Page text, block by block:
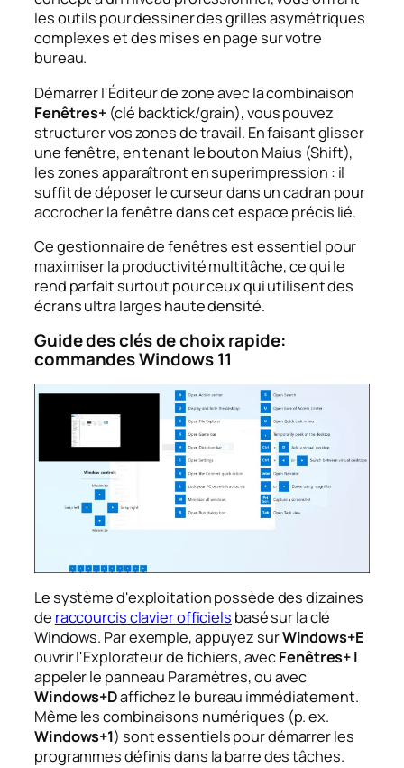
les outils pour dessiner des grilles asymétriques
complexes et des mises en page sur votre
bureau.
Démarrer l'Éditeur de zone avec la combinaison
Fenêtres+ (clé backtick/grain), vous pouvez
structurer vos zones de travail. En faisant glisser
une fenêtre, en tenant le bouton Maius (Shift),
les zones apparaîtront en superimpression : il
suffit de déposer le curseur dans un cadran pour
accrocher la fenêtre dans cet espace précis lié.
Ce gestionnaire de fenêtres est essentiel pour
maximiser la productivité multitâche, ce qui le
rend parfait surtout pour ceux qui utilisent des
écrans ultra larges haute densité.
Guide des clés de choix rapide:
commandes Windows 11
Le système d'exploitation possède des dizaines
de raccourcis clavier officiels basé sur la clé
Windows. Par exemple, appuyez surWindows+E
ouvrir l'Explorateur de fichiers, avecFenêtres+ I
appeler le panneau Paramètres, ou avec
Windows+Daffichez le bureau immédiatement.
Même les combinaisons numériques (p. ex.
Windows+1) sont essentiels pour démarrer les
programmes définis dans la barre des tâches.